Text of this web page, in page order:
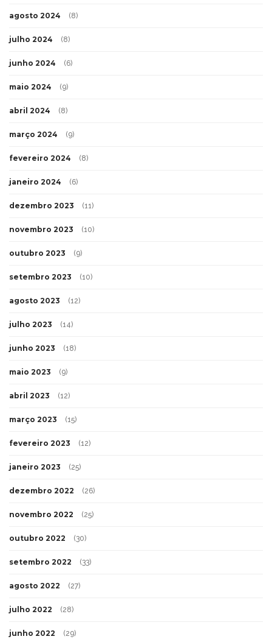
agosto 2024 (8)
julho 2024 (8)
junho 2024 (6)
maio 2024 (9)
abril 2024 (8)
março 2024 (9)
fevereiro 2024 (8)
janeiro 2024 (6)
dezembro 2023 (11)
novembro 2023 (10)
outubro 2023 (9)
setembro 2023 (10)
agosto 2023 (12)
julho 2023 (14)
junho 2023 (18)
maio 2023 (9)
abril 2023 (12)
março 2023 (15)
fevereiro 2023 (12)
janeiro 2023 (25)
dezembro 2022 (26)
novembro 2022 (25)
outubro 2022 (30)
setembro 2022 (33)
agosto 2022 (27)
julho 2022 (28)
junho 2022 (29)